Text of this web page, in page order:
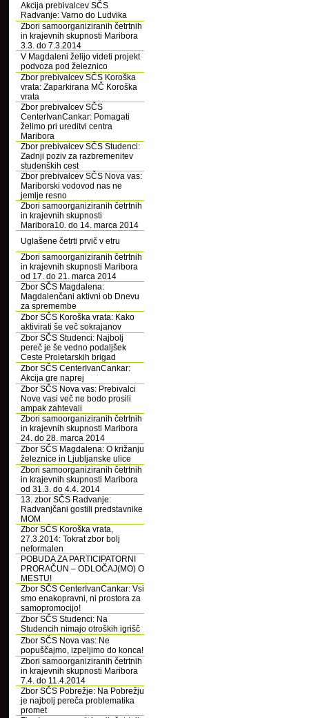
Akcija prebivalcev SČS
Radvanje: Varno do Ludvika
Zbori samoorganiziranih četrtnih
in krajevnih skupnosti Maribora
3.3. do 7.3.2014
V Magdaleni želijo videti projekt
podvoza pod železnico
Zbor prebivalcev SČS Koroška
vrata: Zaparkirana MČ Koroška
vrata
Zbor prebivalcev SČS
CenterIvanCankar: Pomagati
želimo pri ureditvi centra
Maribora
Zbor prebivalcev SČS Studenci:
Zadnji poziv za razbremenitev
studenških cest
Zbor prebivalcev SČS Nova vas:
Mariborski vodovod nas ne
jemlje resno
Zbori samoorganiziranih četrtnih
in krajevnih skupnosti
Maribora10. do 14. marca 2014
Uglašene četrti prvič v etru
Zbori samoorganiziranih četrtnih
in krajevnih skupnosti Maribora
od 17. do 21. marca 2014
Zbor SČS Magdalena:
Magdalenčani aktivni ob Dnevu
za spremembe
Zbor SČS Koroška vrata: Kako
aktivirati še več sokrajanov
Zbor SČS Studenci: Najbolj
pereč je še vedno podaljšek
Ceste Proletarskih brigad
Zbor SČS CenterIvanCankar:
Akcija gre naprej
Zbor SČS Nova vas: Prebivalci
Nove vasi več ne bodo prosili
ampak zahtevali
Zbori samoorganiziranih četrtnih
in krajevnih skupnosti Maribora
24. do 28. marca 2014
Zbor SČS Magdalena: O križanju
železnice in Ljubljanske ulice
Zbori samoorganiziranih četrtnih
in krajevnih skupnosti Maribora
od 31.3. do 4.4. 2014
13. zbor SČS Radvanje:
Radvanjčani gostili predstavnike
MOM
Zbor SČS Koroška vrata,
27.3.2014: Tokrat zbor bolj
neformalen
POBUDA ZA PARTICIPATORNI
PRORAČUN – ODLOČAJ(MO) O
MESTU!
Zbor SČS CenterIvanCankar: Vsi
smo enakopravni, ni prostora za
samopromocijo!
Zbor SČS Studenci: Na
Studencih nimajo otroških igrišč
Zbor SČS Nova vas: Ne
popuščajmo, izpeljimo do konca!
Zbori samoorganiziranih četrtnih
in krajevnih skupnosti Maribora
7.4. do 11.4.2014
Zbor SČS Pobrežje: Na Pobrežju
je najbolj pereča problematika
promet